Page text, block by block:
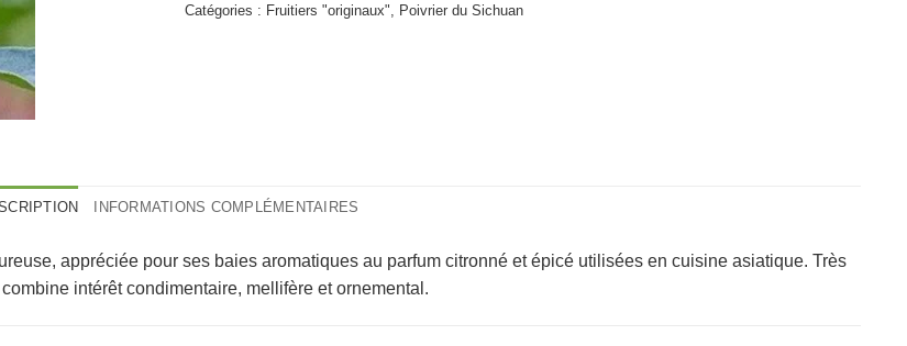
Catégories : Fruitiers "originaux" Poivrier du Sichuan
INFORMATIONS COMPLÉMENTAIRES
appréciée pour ses baies aromatiques au parfum citronné et épicé utilisées en cuisine asiatique. Très
intérêt condimentaire, mellifère et ornemental.